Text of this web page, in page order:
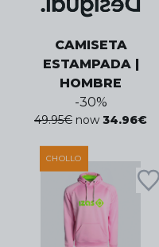
CAMISETA
ESTAMPADA |
HOMBRE
-30%
49.95€ now 34.96€
CHOLLO